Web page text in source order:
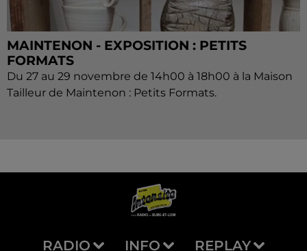
MAINTENON - EXPOSITION : PETITS
FORMATS
Du 27 au 29 novembre de 14h00 à 18h00 à la Maison
Tailleur de Maintenon : Petits Formats.
RADIO INFO REPLAY